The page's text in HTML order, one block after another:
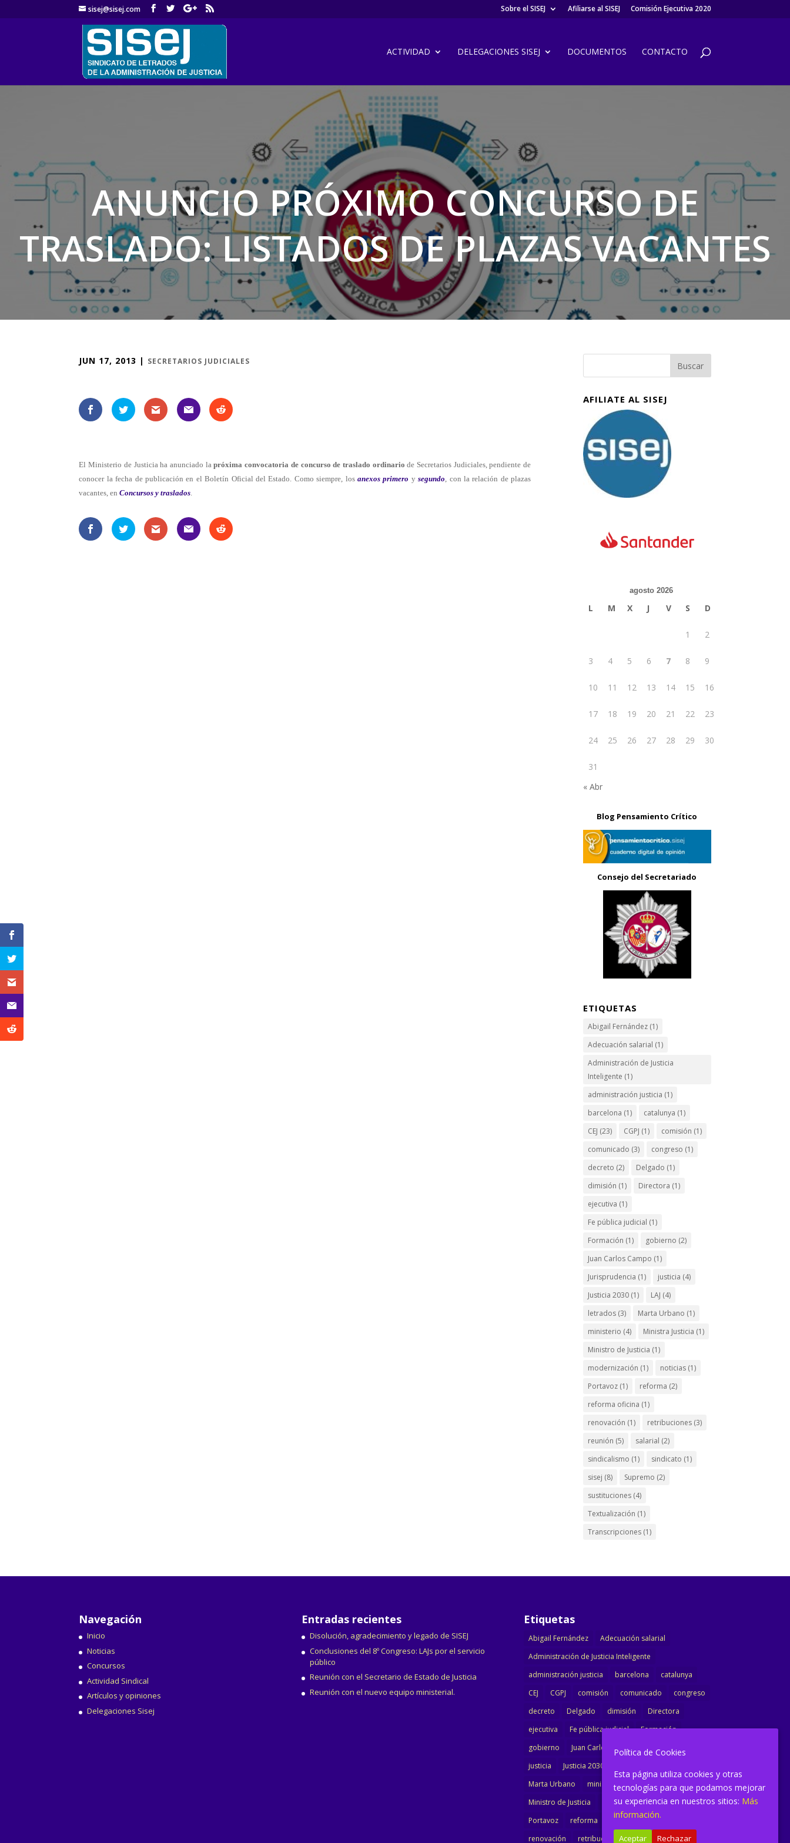
sisej@sisej.com Sobre el SISEJ Afiliarse al SISEJ Comisión Ejecutiva 2020
ACTIVIDAD DELEGACIONES SISEJ DOCUMENTOS CONTACTO
'
ANUNCIO PRÓXIMO CONCURSO DE
TRASLADO: LISTADOS DE PLAZAS VACANTES
JUN 17, 2013 | SECRETARIOS JUDICIALES
El Ministerio de Justicia ha anunciado lapróxima convocatoria de concurso de traslado ordinario de Secretarios Judiciales, pendiente de
conocer la fecha de publicación en el Boletín Oficial del Estado. Como siempre, los anexos primero ysegundo, con la relación de plazas
vacantes, enConcursos y traslados.
AFILIATE AL SISEJ
agosto 2026
L M X J V S D
1 2
3 4 5 6 7 8 9
10 11 12 13 14 15 16
17 18 19 20 21 22 23
24 25 26 27 28 29 30
31
« Abr
Blog Pensamiento Crítico
Consejo del Secretariado
ETIQUETAS
Abigail Fernández (1)
Adecuación salarial (1)
Administración de Justicia
Inteligente (1)
administración justicia (1)
barcelona (1) catalunya (1)
CEJ (23) CGPJ (1) comisión (1)
comunicado (3) congreso (1)
decreto (2) Delgado (1)
dimisión (1) Directora (1)
ejecutiva (1)
Fe pública judicial (1)
Formación (1) gobierno (2)
Juan Carlos Campo (1)
Jurisprudencia (1) justicia (4)
Justicia 2030 (1) LAJ (4)
letrados (3) Marta Urbano (1)
ministerio (4) Ministra Justicia (1)
Ministro de Justicia (1)
modernización (1) noticias (1)
Portavoz (1) reforma (2)
reforma oficina (1)
renovación (1) retribuciones (3)
reunión (5) salarial (2)
sindicalismo (1) sindicato (1)
sisej (8) Supremo (2)
sustituciones (4)
Textualización (1)
Transcripciones (1)
Navegación
Inicio
Noticias
Concursos
Actividad Sindical
Artículos y opiniones
Delegaciones Sisej
Entradas recientes
Disolución, agradecimiento y legado de SISEJ
Conclusiones del 8º Congreso: LAJs por el servicio
público
Reunión con el Secretario de Estado de Justicia
Reunión con el nuevo equipo ministerial.
Etiquetas
Abigail Fernández
Adecuación salarial
Administración de Justicia Inteligente
administración justicia
barcelona
catalunya
CEJ
CGPJ comisión comunicado
congreso
decreto
Delgado dimisión
Directora
ejecutiva
Fe pública judicial
Formación
gobierno
Juan Carlos Campo
Jurisprudencia
justicia
Justicia 2030
Marta Urbano
ministerio
Ministra Justicia
Ministro de Justicia
modernización
noticias
Portavoz
reforma
reforma oficina
renovación
retribuciones reunión salarial
Política de Cookies
Esta página utiliza cookies y otras
tecnologías para que podamos mejorar
su experiencia en nuestros sitios: Más
información.
Aceptar Rechazar